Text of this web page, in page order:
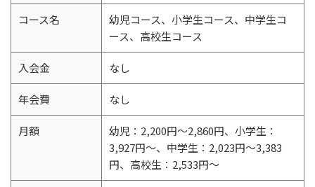
コース名
幼児コース、小学生コース、中学生コ
ース、高校生コース
入会金 なし
年会費 なし
月額
幼児：2,200円～2,860円、小学生：
3,927円～、中学生：2,023円～3,383
円、高校生：2,533円～